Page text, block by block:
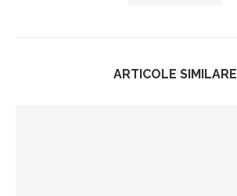
ARTICOLE SIMILARE